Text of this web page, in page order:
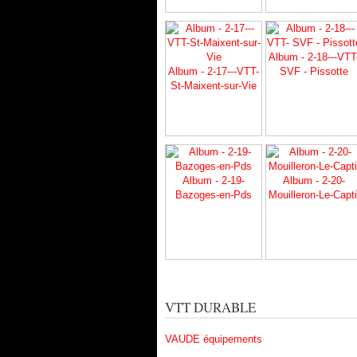
Album - 2-17---VTT-
St-Maixent-sur-Vie
Album - 2-18---
SVF - Pissotte
Album - 2-19-
Bazoges-en-Pds
Album - 2-20-
Mouilleron-Le-
VTT DURABLE
VAUDE équipements